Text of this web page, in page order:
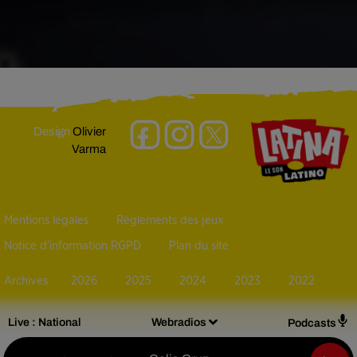
Live : National Webradios Podcasts
DesignOlivier
Varma
Mentions légales Règlements des jeux
Notice d’information RGPD Plan du site
Archives 2026 2025 2024 2023 2022